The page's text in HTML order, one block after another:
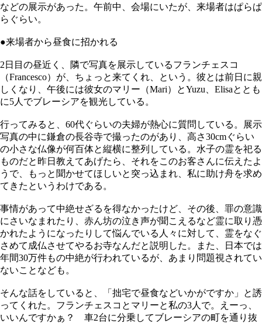
などの展示があった。午前中、会場にいたが、来場者はぱらぱ
らぐらい。
●来場者から昼食に招かれる
2日目の昼近く、隣で写真を展示しているフランチェスコ
（Francesco）が、ちょっと来てくれ、という。彼とは前日に親
しくなり、午後には彼女のマリー（Mari）とYuzu、Elisaととも
に5人でブレーシアを観光している。
行ってみると、60代ぐらいの夫婦が熱心に質問している。展示
写真の中に鎌倉の長谷寺で撮ったのがあり、高さ30cmぐらい
の小さな仏像が何百体と縦横に整列している。水子の霊を祀る
ものだと昨日教えてあげたら、それをこのお客さんに伝えたよ
うで、もっと聞かせてほしいと突っ込まれ、私に助け舟を求め
てきたというわけである。
事情があって中絶せざるを得なかったけど、その後、罪の意識
にさいなまれたり、赤ん坊の泣き声が聞こえるなど霊に取り憑
かれたようになったりして悩んでいる人々に対して、霊をなぐ
さめて成仏させてやるお寺なんだと説明した。また、日本では
年間30万件もの中絶が行われているが、あまり問題視されてい
ないことなども。
そんな話をしていると、「拙宅で昼食などいかがですか」と誘
ってくれた。フランチェスコとマリーと私の3人で。えーっ、
いいんですかぁ？ 車2台に分乗してブレーシアの町を通り抜